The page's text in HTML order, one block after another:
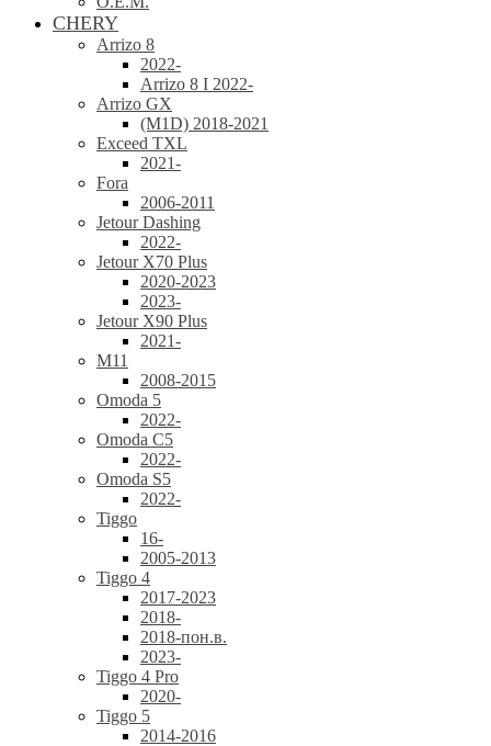
CHERY
Arrizo 8
2022-
Arrizo 8 I 2022-
Arrizo GX
(M1D) 2018-2021
Exceed TXL
2021-
Fora
2006-2011
Jetour Dashing
2022-
Jetour X70 Plus
2020-2023
2023-
Jetour X90 Plus
2021-
M11
2008-2015
Omoda 5
2022-
Omoda C5
2022-
Omoda S5
2022-
Tiggo
16-
2005-2013
Tiggo 4
2017-2023
2018-
2018-пон.в.
2023-
Tiggo 4 Pro
2020-
Tiggo 5
2014-2016